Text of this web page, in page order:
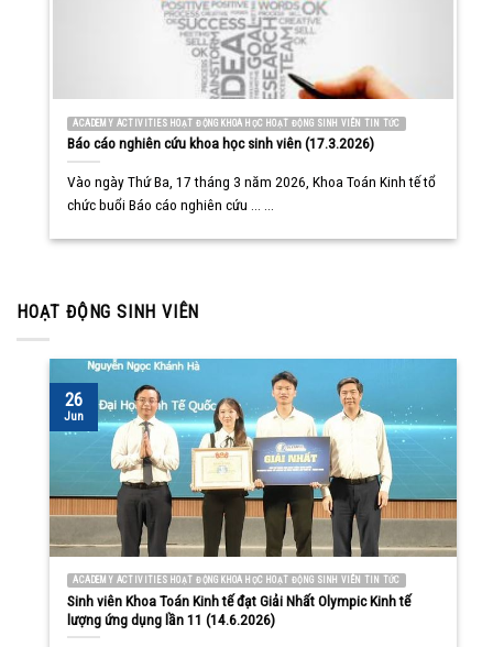
ACADEMY ACTIVITIES HOẠT ĐỘNG KHOA HỌC HOẠT ĐỘNG SINH VIÊN TIN TỨC
Báo cáo nghiên cứu khoa học sinh viên (17.3.2026)
Vào ngày Thứ Ba, 17 tháng 3 năm 2026, Khoa Toán Kinh tế tổ
chức buổi Báo cáo nghiên cứu ... ...
HOẠT ĐỘNG SINH VIÊN
ACADEMY ACTIVITIES HOẠT ĐỘNG KHOA HỌC HOẠT ĐỘNG SINH VIÊN TIN TỨC
Sinh viên Khoa Toán Kinh tế đạt Giải Nhất Olympic Kinh tế
lượng ứng dụng lần 11 (14.6.2026)
26
Jun